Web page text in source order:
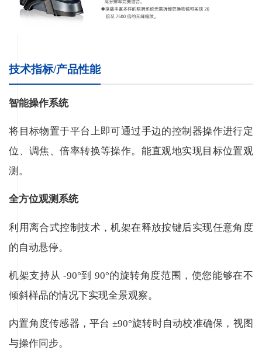
技术指标/产品性能
智能操作系统
将目标物置于平台上即可通过手边的控制器操作进行定
位、调焦、倍率转换等操作。能直观地实现目标位置观
测。
全方位观测系统
利用离合式控制技术，机架在释放按键后实现任意角度
的自动悬停。
机架支持从 -90°到 90°的旋转角度范围，使您能够在不
倾斜样品的情况下实现全景观察。
内置角度传感器，平台 ±90°旋转时自动校准确保，视图
与操作同步。